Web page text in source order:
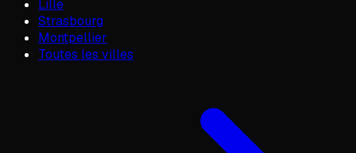
Lille
Strasbourg
Montpellier
Toutes les villes